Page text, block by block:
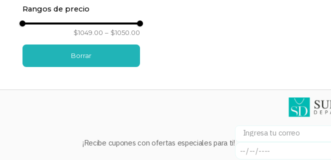
Armaf (1 )
Rangos de precio
$1049.00 – $1050.00
¡Recibe cupones con ofertas especiales para ti!